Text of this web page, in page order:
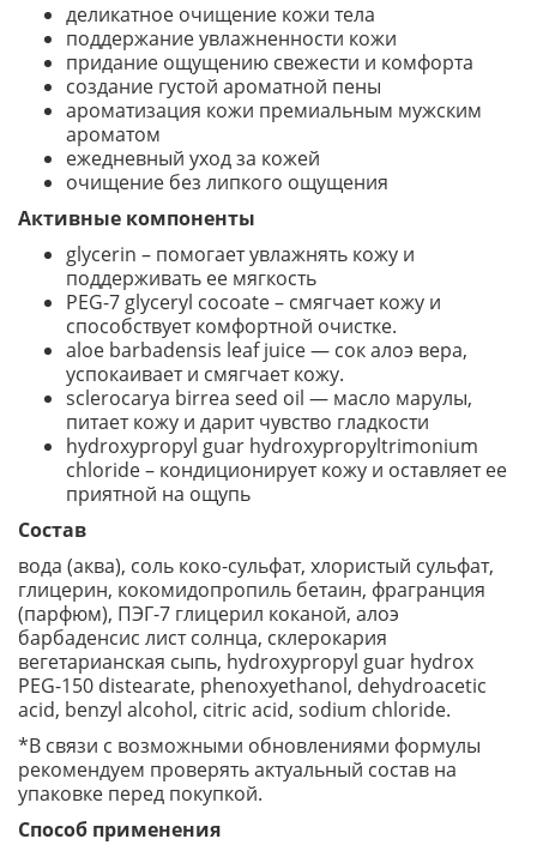
деликатное очищение кожи тела
поддержание увлажненности кожи
придание ощущению свежести и комфорта
создание густой ароматной пены
ароматизация кожи премиальным мужским
ароматом
ежедневный уход за кожей
очищение без липкого ощущения
Активные компоненты
glycerin – помогает увлажнять кожу и
поддерживать ее мягкость
PEG-7 glyceryl cocoate – смягчает кожу и
способствует комфортной очистке.
aloe barbadensis leaf juice — сок алоэ вера,
успокаивает и смягчает кожу.
sclerocarya birrea seed oil — масло марулы,
питает кожу и дарит чувство гладкости
hydroxypropyl guar hydroxypropyltrimonium
chloride – кондиционирует кожу и оставляет ее
приятной на ощупь
Состав
вода (аква), соль коко-сульфат, хлористый сульфат,
глицерин, кокомидопропиль бетаин, фрагранция
(парфюм), ПЭГ-7 глицерил коканой, алоэ
барбаденсис лист солнца, склерокария
вегетарианская сыпь, hydroxypropyl guar hydrox
PEG-150 distearate, phenoxyethanol, dehydroacetic
acid, benzyl alcohol, citric acid, sodium chloride.
*В связи с возможными обновлениями формулы
рекомендуем проверять актуальный состав на
упаковке перед покупкой.
Способ применения